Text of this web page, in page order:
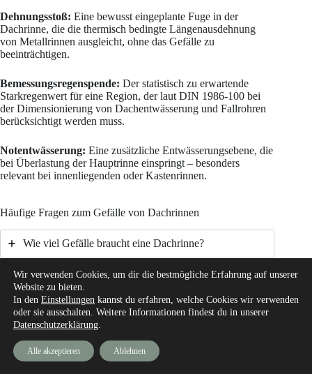
Dehnungsstoß: Eine bewusst eingeplante Fuge in der
Dachrinne, die die thermisch bedingte Längenausdehnung
von Metallrinnen ausgleicht, ohne das Gefälle zu
beeinträchtigen.
Bemessungsregenspende: Der statistisch zu erwartende
Starkregenwert für eine Region, der laut DIN 1986-100 bei
der Dimensionierung von Dachentwässerung und Fallrohren
berücksichtigt werden muss.
Notentwässerung: Eine zusätzliche Entwässerungsebene, die
bei Überlastung der Hauptrinne einspringt – besonders
relevant bei innenliegenden oder Kastenrinnen.
Häufige Fragen zum Gefälle von Dachrinnen
Wie viel Gefälle braucht eine Dachrinne?
Was passiert, wenn das Gefälle fehlt oder zu gering ist?
Braucht jede Dachrinne zwingend ein Gefälle?
Was ist ein Gegengefälle und warum gilt es als
Mangel?
Wir verwenden Cookies, um dir die bestmögliche Erfahrung auf unserer
Website zu bieten.
In den Einstellungen kannst du erfahren, welche Cookies wir verwenden
oder sie ausschalten. Weitere Informationen findest du in unserer
Datenschutzerklärung.
Alle akzeptieren Ablehnen